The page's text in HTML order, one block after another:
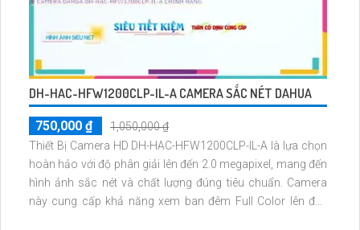
DH-HAC-HFW1200CLP-IL-A CAMERA SẮC NÉT DAHUA
750,000 ₫
1,050,000 ₫
Thiết Bị Camera HD DH-HAC-HFW1200CLP-IL-A là lựa chọn
hoàn hảo với độ phân giải lên đến 2.0 megapixel, mang đến
hình ảnh sắc nét và chất lượng đúng tiêu chuẩn. Camera
này cung cấp khả năng xem ban đêm Full Color lên đến